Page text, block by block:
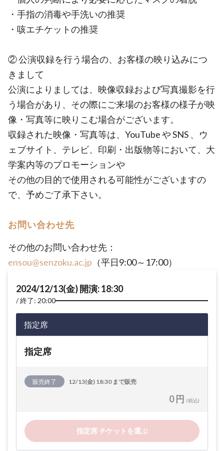
・手指の消毒や手洗いの推奨
・咳エチケットの推奨
② 公演収録を行う場合の、お客様の映り込みにつ
きまして
公演によりましては、映像収録および写真撮影を行
う場合があり、その際にご来場のお客様の様子が映
像・写真等に映りこむ場合がございます。
収録された映像・写真等は、YouTube や SNS 、ウ
ェブサイト、テレビ、印刷・出版物等において、大
学案内等のプロモーションや
その他の目的で使用される可能性がございますの
で、予めご了承下さい。
お問い合わせ先
その他のお問い合わせ先：
ensou@senzoku.ac.jp （平日9:00～17:00）
2024/12/13(金) 開演: 18:30
終了: 20:00
指定席
指定席
販売終了 12/13(金) 18:30 まで販売
0 円 (税込)
指定席 チケットを選ぶ